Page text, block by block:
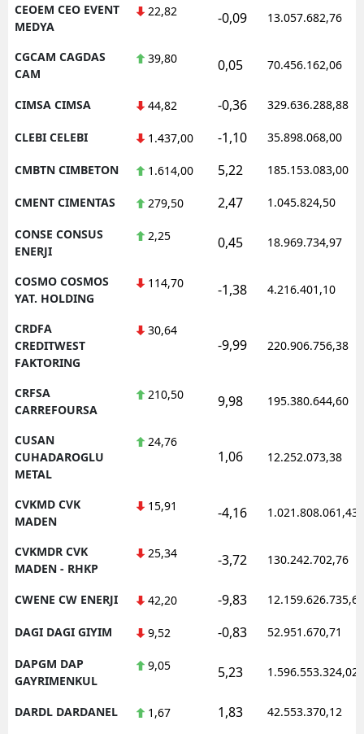
CEOEM CEO EVENT
MEDYA
22,82 -0,09 13.057.682,76
CGCAM CAGDAS
CAM
39,80 0,05 70.456.162,06
CIMSA CIMSA 44,82 -0,36 329.636.288,88
CLEBI CELEBI 1.437,00 -1,10 35.898.068,00
CMBTN CIMBETON 1.614,00 5,22 185.153.083,00
CMENT CIMENTAS 279,50 2,47 1.045.824,50
CONSE CONSUS
ENERJI
2,25 0,45 18.969.734,97
COSMO COSMOS
YAT. HOLDING
114,70 -1,38 4.216.401,10
CRDFA
CREDITWEST
FAKTORING
30,64
-9,99 220.906.756,38
CRFSA
CARREFOURSA
210,50 9,98 195.380.644,60
CUSAN
CUHADAROGLU
METAL
24,76
1,06 12.252.073,38
CVKMD CVK
MADEN
15,91 -4,16 1.021.808.061,43
CVKMDR CVK
MADEN - RHKP
25,34 -3,72 130.242.702,76
CWENE CW ENERJI 42,20 -9,83 12.159.626.735,62
DAGI DAGI GIYIM 9,52 -0,83 52.951.670,71
DAPGM DAP
GAYRIMENKUL
9,05 5,23 1.596.553.324,02
DARDL DARDANEL 1,67 1,83 42.553.370,12